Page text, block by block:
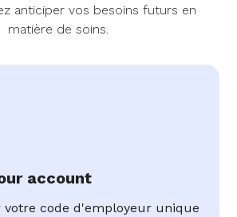
anticiper vos besoins futurs en
matière de soins.
account
votre code d'employeur unique